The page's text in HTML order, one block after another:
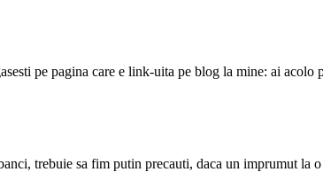
pe pagina care e link-uita pe blog la mine: ai
trebuie sa fim putin precauti, daca un imprumut